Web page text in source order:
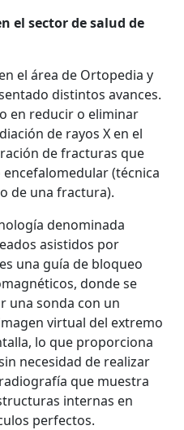
el sector de salud de
el área de Ortopedia y
distintos avances.
en reducir o eliminar
de rayos X en el
de fracturas que
(técnica
de una fractura).
denominada
asistidos por
una guía de bloqueo
donde se
una sonda con un
virtual del extremo
lo que proporciona
necesidad de realizar
que muestra
internas en
perfectos.